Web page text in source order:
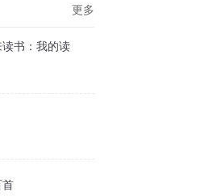
更多
书：我的读
首